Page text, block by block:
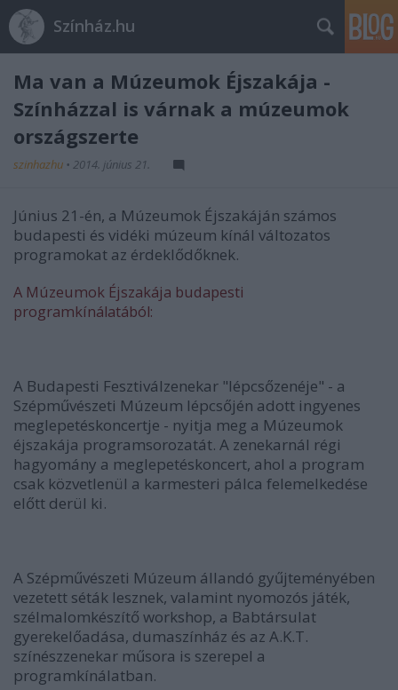
Színház.hu
Ma van a Múzeumok Éjszakája -
Színházzal is várnak a múzeumok
országszerte
szinhazhu • 2014. június 21.
Június 21-én, a Múzeumok Éjszakáján számos
budapesti és vidéki múzeum kínál változatos
programokat az érdeklődőknek.
A Múzeumok Éjszakája budapesti
programkínálatából:
A Budapesti Fesztiválzenekar "lépcsőzenéje" - a
Szépművészeti Múzeum lépcsőjén adott ingyenes
meglepetéskoncertje - nyitja meg a Múzeumok
éjszakája programsorozatát. A zenekarnál régi
hagyomány a meglepetéskoncert, ahol a program
csak közvetlenül a karmesteri pálca felemelkedése
előtt derül ki.
A Szépművészeti Múzeum állandó gyűjteményében
vezetett séták lesznek, valamint nyomozós játék,
szélmalomkészítő workshop, a Babtársulat
gyerekelőadása, dumaszínház és az A.K.T.
színészzenekar műsora is szerepel a
programkínálatban.